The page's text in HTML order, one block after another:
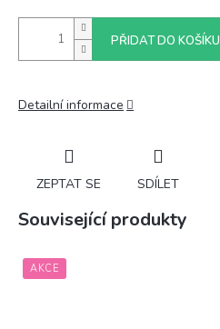
PŘIDAT DO KOŠÍKU
Detailní informace
ZEPTAT SE SDÍLET
Související produkty
AKCE